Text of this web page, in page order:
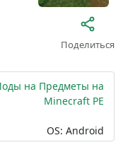
Поделиться
на Предметы на
Minecraft PE
OS: Android